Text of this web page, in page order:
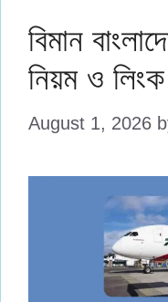
বিমান
নিয়ম ও
August 1, 2026